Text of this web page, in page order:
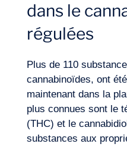
dans le
régulées
Plus de 110
cannabinoïdes, ont
maintenant dans la
plus connues sont le
(THC) et le
substances aux